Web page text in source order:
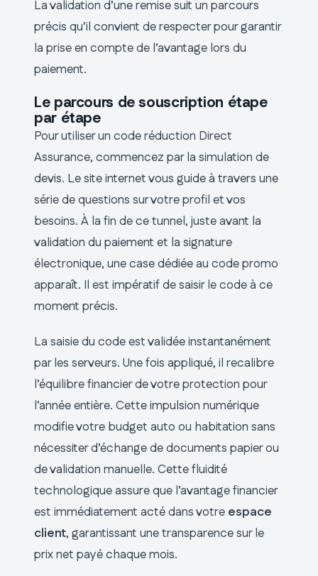
La validation d’une remise suit un parcours
précis qu’il convient de respecter pour garantir
la prise en compte de l’avantage lors du
paiement.
Le parcours de souscription étape
par étape
Pour utiliser un code réduction Direct
Assurance, commencez par la simulation de
devis. Le site internet vous guide à travers une
série de questions sur votre profil et vos
besoins. À la fin de ce tunnel, juste avant la
validation du paiement et la signature
électronique, une case dédiée au code promo
apparaît. Il est impératif de saisir le code à ce
moment précis.
La saisie du code est validée instantanément
par les serveurs. Une fois appliqué, il recalibre
l’équilibre financier de votre protection pour
l’année entière. Cette impulsion numérique
modifie votre budget auto ou habitation sans
nécessiter d’échange de documents papier ou
de validation manuelle. Cette fluidité
technologique assure que l’avantage financier
est immédiatement acté dans votre espace
client, garantissant une transparence sur le
prix net payé chaque mois.